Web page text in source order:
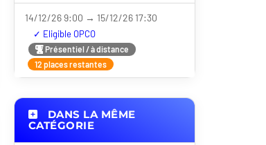
14/12/26 9:00 → 15/12/26 17:30
Présentiel / à distance
12 places restantes
DANS LA MÊME
CATÉGORIE